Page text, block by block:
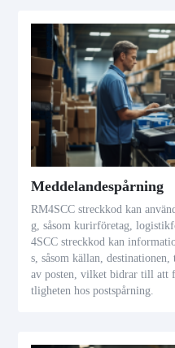
Meddelandespårning
RM4SCC streckkod kan
g, såsom kurirföretag,
4SCC streckkod kan
s, såsom källan,
av posten, vilket bidrar till
tligheten hos postspårning.